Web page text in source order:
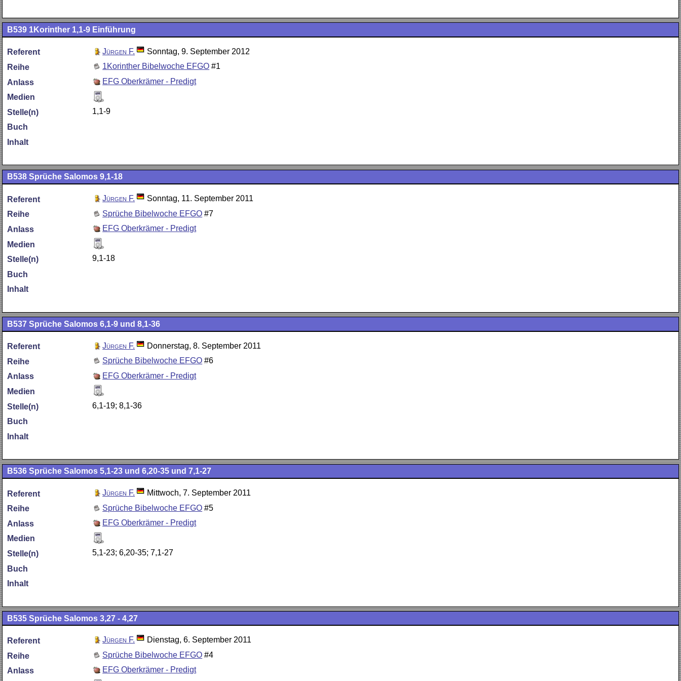
B539 1Korinther 1,1-9 Einführung
Referent Jürgen F.
Sonntag, 9. September 2012
Reihe
1Korinther Bibelwoche EFGO #1
Anlass
EFG Oberkrämer - Predigt
Medien
Stelle(n)
1,1-9
Buch
Inhalt
B538 Sprüche Salomos 9,1-18
Referent Jürgen F.
Sonntag, 11. September 2011
Reihe
Sprüche Bibelwoche EFGO #7
Anlass
EFG Oberkrämer - Predigt
Medien
Stelle(n)
9,1-18
Buch
Inhalt
B537 Sprüche Salomos 6,1-9 und 8,1-36
Referent Jürgen F.
Donnerstag, 8. September 2011
Reihe
Sprüche Bibelwoche EFGO #6
Anlass
EFG Oberkrämer - Predigt
Medien
Stelle(n)
6,1-19; 8,1-36
Buch
Inhalt
B536 Sprüche Salomos 5,1-23 und 6,20-35 und 7,1-27
Referent Jürgen F.
Mittwoch, 7. September 2011
Reihe
Sprüche Bibelwoche EFGO #5
Anlass
EFG Oberkrämer - Predigt
Medien
Stelle(n)
5,1-23; 6,20-35; 7,1-27
Buch
Inhalt
B535 Sprüche Salomos 3,27 - 4,27
Referent Jürgen F.
Dienstag, 6. September 2011
Reihe
Sprüche Bibelwoche EFGO #4
Anlass
EFG Oberkrämer - Predigt